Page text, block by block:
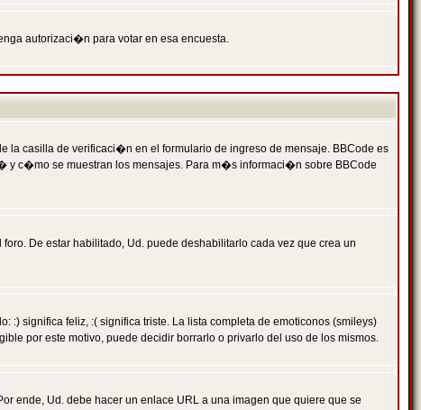
autorizaci�n para votar en esa encuesta.
la casilla de verificaci�n en el formulario de ingreso de mensaje. BBCode es
y c�mo se muestran los mensajes. Para m�s informaci�n sobre BBCode
De estar habilitado, Ud. puede deshabilitarlo cada vez que crea un
significa feliz, :( significa triste. La lista completa de emoticonos (smileys)
por este motivo, puede decidir borrarlo o privarlo del uso de los mismos.
ende, Ud. debe hacer un enlace URL a una imagen que quiere que se